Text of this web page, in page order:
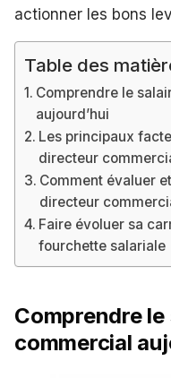
actionner les bons
Table des
Comprendre le
aujourd’hui
Les principaux
directeur
Comment évaluer
directeur
Faire évoluer sa
fourchette salariale
Comprendre le
commercial